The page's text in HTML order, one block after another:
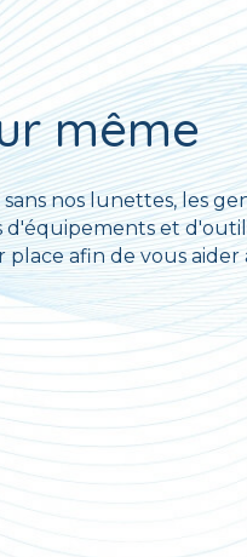
même
nos lunettes, les
d'équipements et
afin de vous